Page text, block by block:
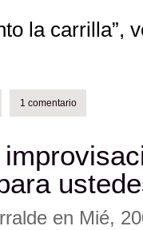
la carrilla”,
la manera de villa-lobos
1 comentario
en Mié,